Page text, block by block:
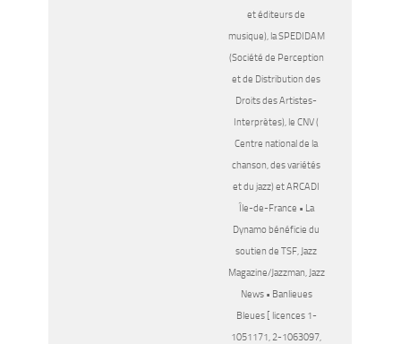
et éditeurs de
musique), la SPEDIDAM
(Société de Perception
et de Distribution des
Droits des Artistes-
Interprètes), le CNV (
Centre national de la
chanson, des variétés
et du jazz) et ARCADI
Île-de-France • La
Dynamo bénéficie du
soutien de TSF, Jazz
Magazine/Jazzman, Jazz
News • Banlieues
Bleues [ licences 1-
1051171, 2-1063097,